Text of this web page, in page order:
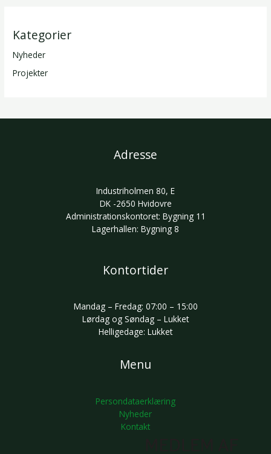
Kategorier
Nyheder
Projekter
Adresse
Industriholmen 80, E
DK -2650 Hvidovre
Administrationskontoret: Bygning 11
Lagerhallen: Bygning 8
Kontortider
Mandag – Fredag: 07:00 – 15:00
Lørdag og Søndag – Lukket
Helligedage: Lukket
Menu
Persondataerklæring
Nyheder
Kontakt